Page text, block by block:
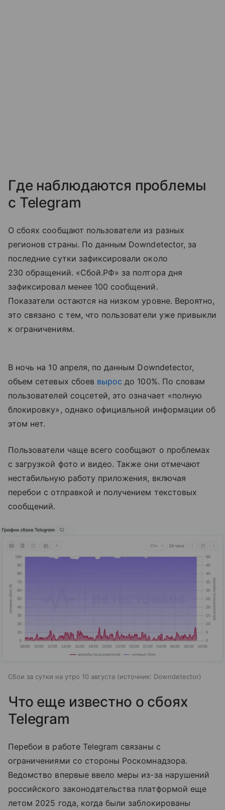
Где наблюдаются проблемы
с Telegram
О сбоях сообщают пользователи из разных
регионов страны. По данным Downdetector, за
последние сутки зафиксировали около
230 обращений. «Сбой.РФ» за полтора дня
зафиксировал менее 100 сообщений.
Показатели остаются на низком уровне. Вероятно,
это связано с тем, что пользователи уже привыкли
к ограничениям.
В ночь на 10 апреля, по данным Downdetector,
объем сетевых сбоев вырос до 100%. По словам
пользователей соцсетей, это означает «полную
блокировку», однако официальной информации об
этом нет.
Пользователи чаще всего сообщают о проблемах
с загрузкой фото и видео. Также они отмечают
нестабильную работу приложения, включая
перебои с отправкой и получением текстовых
сообщений.
Сбои за сутки на утро 10 августа источник: Downdetector
Что еще известно о сбоях
Telegram
Перебои в работе Telegram связаны с
ограничениями со стороны Роскомнадзора.
Ведомство впервые ввело меры из-за нарушений
российского законодательства платформой еще
летом 2025 года, когда были заблокированы